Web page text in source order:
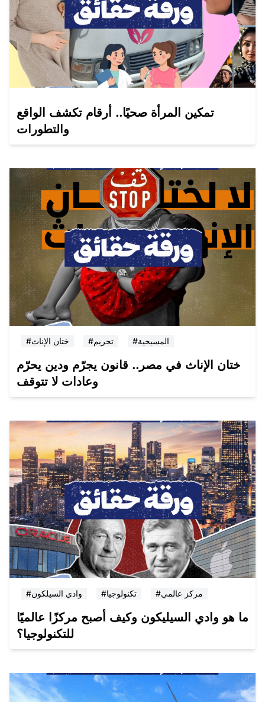
تمكين المرأة صحيًا.. أرقام تكشف الواقع
والتطورات
#ختان الإناث #تحريم #المسيحية
ختان الإناث في مصر.. قانون يجرّم ودين يحرّم
وعادات لا تتوقف
#وادي السيلكون #تكنولوجيا #مركز عالمي
ما هو وادي السيليكون وكيف أصبح مركزًا عالميًا
للتكنولوجيا؟